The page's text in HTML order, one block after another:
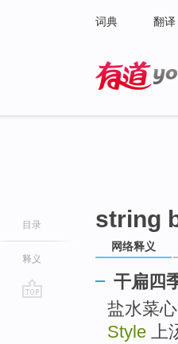
词典 翻译
目录
释义
string
网络释义
干扁四
盐水菜
Style 上